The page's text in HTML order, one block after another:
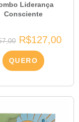
Liderança
Consciente
R$127,00
QUERO